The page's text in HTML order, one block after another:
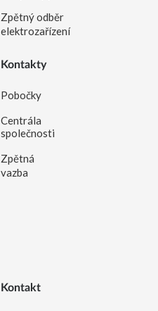
Zpětný odběr
elektrozařízení
Kontakty
Pobočky
Centrála
společnosti
Zpětná
vazba
Kontakt